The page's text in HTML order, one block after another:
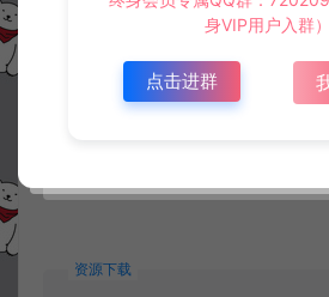
资源下载
身VIP用户入群）
点击进群